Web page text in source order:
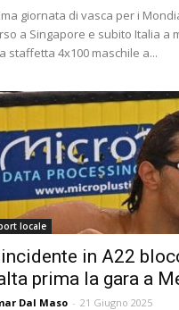
giornata di vasca per i
a Singapore e subito Italia a
staffetta 4x100 maschile a...
locale
in A22
prima la gara a
Dal Maso - 21 Giugno 2025